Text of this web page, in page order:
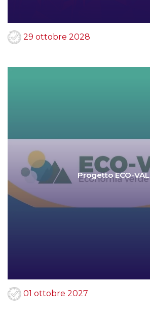
29 ottobre 2028
Progetto ECO-VAL
01 ottobre 2027